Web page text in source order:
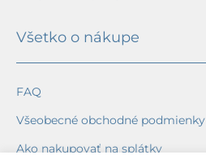
Všetko o nákupe
FAQ
Všeobecné obchodné podmienky
Ako nakupovať na splátky